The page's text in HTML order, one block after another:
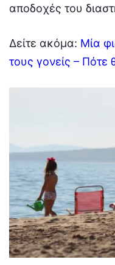
αποδοχές του
Δείτε ακόμα: Μία
τους γονείς – Πότε